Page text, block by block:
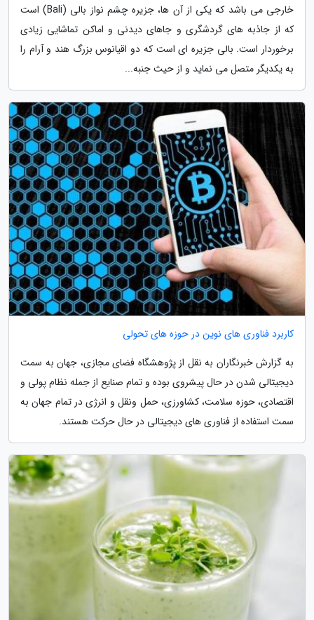
خارجی می باشد که یکی از آن ها، جزیره چشم نواز بالی (Bali) است
که از جاذبه های گردشگری و جاهای دیدنی و اماکن تماشایی زیادی
برخوردار است. بالی جزیره ای است که دو اقیانوس بزرگ هند و آرام را
به یکدیگر متصل می نماید و از حیث جنبه...
کاربرد فناوری های نوین در حوزه های تحولی
به گزارش خبرنگاران به نقل از پژوهشگاه فضای مجازی، جهان به سمت
دیجیتالی شدن در حال پیشروی بوده و تمام صنایع از جمله نظام پولی و
اقتصادی، حوزه سلامت، کشاورزی، حمل ونقل و انرژی در تمام جهان به
سمت استفاده از فناوری های دیجیتالی در حال حرکت هستند.